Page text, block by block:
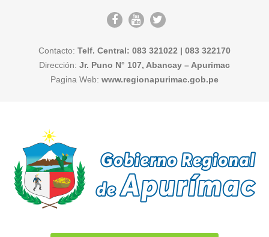
Contacto: Telf. Central: 083 321022 | 083 322170
Dirección: Jr. Puno N° 107, Abancay – Apurimac
Pagina Web: www.regionapurimac.gob.pe